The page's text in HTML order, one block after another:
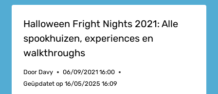
Halloween Fright Nights 2021: Alle
spookhuizen, experiences en
walkthroughs
Door Davy
06/09/2021 16:00
Geüpdatet op 16/05/2025 16:09